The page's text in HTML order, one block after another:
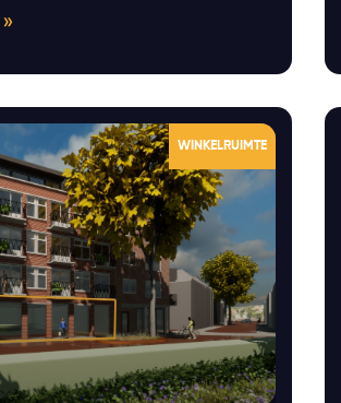
WINKELRUIMTE